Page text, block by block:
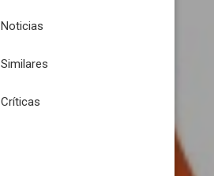
Noticias
Similares
Críticas